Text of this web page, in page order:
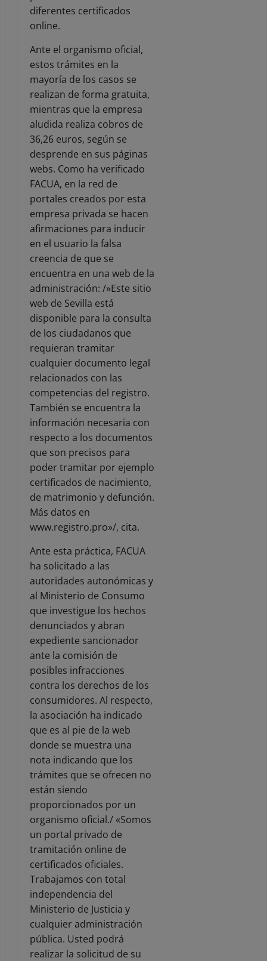
diferentes certificados
online.
Ante el organismo oficial,
estos trámites en la
mayoría de los casos se
realizan de forma gratuita,
mientras que la empresa
aludida realiza cobros de
36,26 euros, según se
desprende en sus páginas
webs. Como ha verificado
FACUA, en la red de
portales creados por esta
empresa privada se hacen
afirmaciones para inducir
en el usuario la falsa
creencia de que se
encuentra en una web de la
administración: /»Este sitio
web de Sevilla está
disponible para la consulta
de los ciudadanos que
requieran tramitar
cualquier documento legal
relacionados con las
competencias del registro.
También se encuentra la
información necesaria con
respecto a los documentos
que son precisos para
poder tramitar por ejemplo
certificados de nacimiento,
de matrimonio y defunción.
Más datos en
www.registro.pro»/, cita.
Ante esta práctica, FACUA
ha solicitado a las
autoridades autonómicas y
al Ministerio de Consumo
que investigue los hechos
denunciados y abran
expediente sancionador
ante la comisión de
posibles infracciones
contra los derechos de los
consumidores. Al respecto,
la asociación ha indicado
que es al pie de la web
donde se muestra una
nota indicando que los
trámites que se ofrecen no
están siendo
proporcionados por un
organismo oficial./ «Somos
un portal privado de
tramitación online de
certificados oficiales.
Trabajamos con total
independencia del
Ministerio de Justicia y
cualquier administración
pública. Usted podrá
realizar la solicitud de su